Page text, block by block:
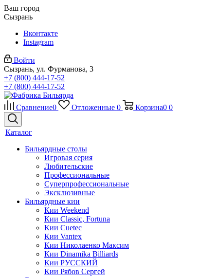
Ваш город
Сызрань
Вконтакте
Instagram
Войти
Сызрань, ул. Фурманова, 3
+7 (800) 444-17-52
+7 (800) 444-17-52
Сравнение0 Отложенные 0 Корзина0 0
Каталог
Бильярдные столы
Игровая серия
Любительские
Профессиональные
Суперпрофессиональные
Эксклюзивные
Бильярдные кии
Кии Weekend
Кии Classic, Fortuna
Кии Cuetec
Кии Vantex
Кии Николаенко Максим
Кии Dinamika Billiards
Кии РУССКИЙ
Кии Рябов Сергей